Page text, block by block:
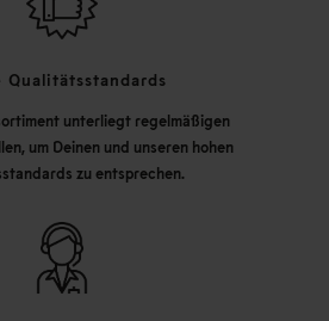
Qualitätsstandards
unterliegt regelmäßigen
um Deinen und unseren hohen
zu entsprechen.